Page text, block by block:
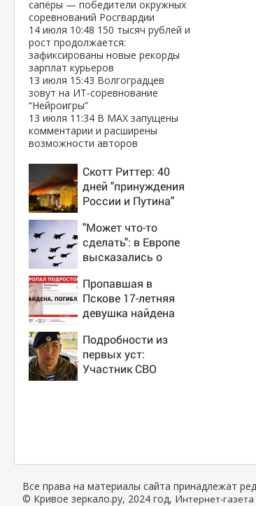
сапёры — победители окружных
соревнований Росгвардии
14 июля 10:48 150 тысяч рублей и
рост продолжается:
зафиксированы новые рекорды
зарплат курьеров
13 июля 15:43 Волгоградцев
зовут на ИТ‑соревнование
“Нейроигры”
13 июля 11:34 В МАХ запущены
комментарии и расширены
возможности авторов
Скотт Риттер: 40
дней "принуждения
России и Путина"
крах режима
Зеленского
"Может что-то
сделать": в Европе
высказались о
Пропавшая в
Пскове 17-летняя
девушка найдена
Подробности из
первых уст:
Участник СВО
Все права на материалы сайта принадлежат
© Кривое зеркало.ру, 2024 год, Интернет-